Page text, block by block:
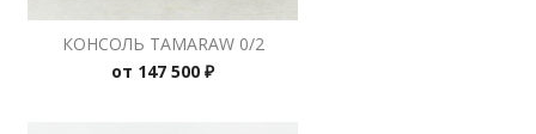
КОНСОЛЬ TAMARAW 0/2
от 147 500 ₽